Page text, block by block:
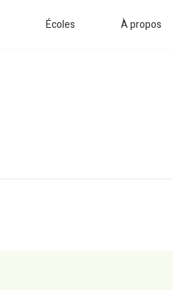
Écoles À propos